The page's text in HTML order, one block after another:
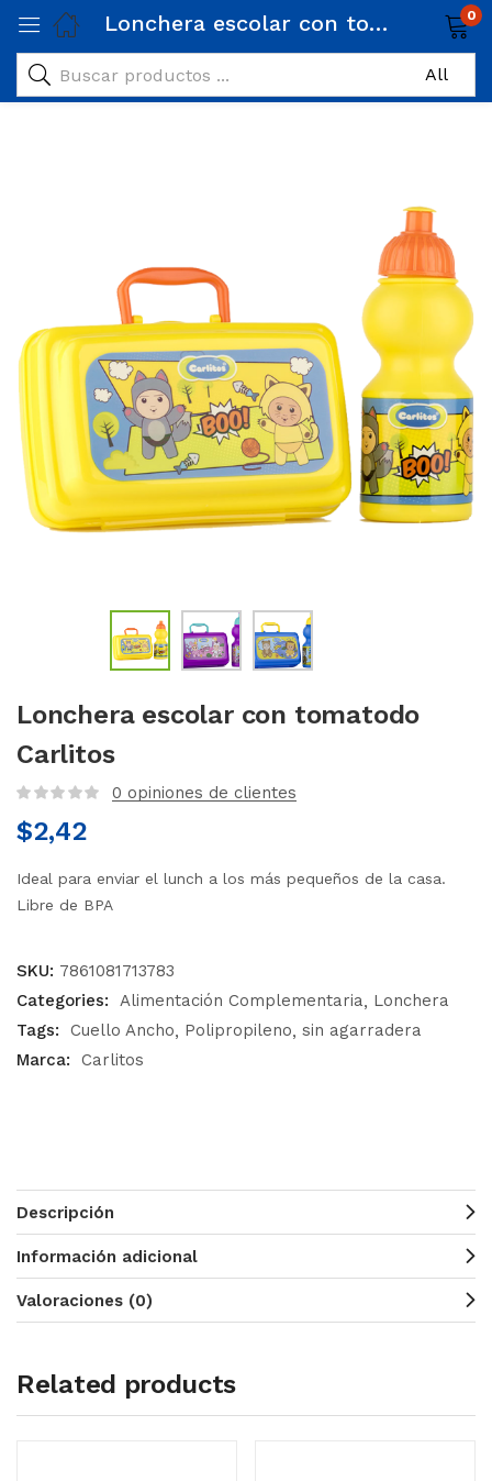
Lonchera escolar con tomatodo Carlitos 0
Lonchera escolar con tomatodo
Carlitos
0 opiniones de clientes
$2,42
Ideal para enviar el lunch a los más pequeños de la casa.
Libre de BPA
SKU: 7861081713783
Categories:
Alimentación Complementaria
Lonchera
Tags:
Cuello Ancho Polipropileno sin agarradera
Marca:
Carlitos
Descripción
Información adicional
Valoraciones (0)
Related products